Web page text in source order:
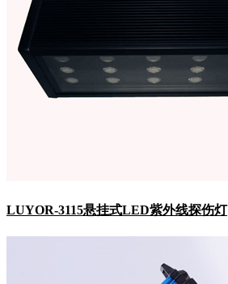
LUYOR-3115悬挂式LED紫外线探伤灯